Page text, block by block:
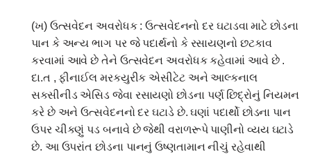
(ખ) ઉત્સવેદન અવરોધક : ઉત્સવેદનનો દર ઘટાડવા માટે છોડના
પાન કે અન્ય ભાગ પર જે પદાર્થનો કે રસાયણનો છટકાવ
કરવામાં આવે છે તેને ઉત્સવેદન અવરોધક કહેવામાં આવે છે .
દા.ત , ફીનાઈલ મરકયુરીક એસીટેટ અને આલ્કનાલ
સક્સીનીડ એસિડ જેવા રસાયણો છોડના પર્ણ છિદ્રોનું નિયમન
કરે છે અને ઉત્સવેદનનો દર ઘટાડે છે. ઘણાં પદાર્થો છોડના પાન
ઉપર ચીકણું પડ બનાવે છે જેથી વરાળરૂપે પાણીનો વ્યય ઘટાડે
છે. આ ઉપરાંત છોડના પાનનું ઉષ્ણતામાન નીચું રહેવાથી